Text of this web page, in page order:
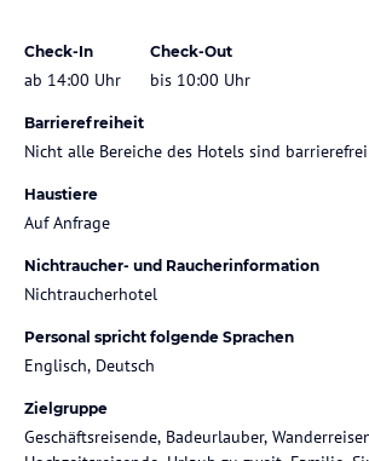
Check-In
ab 14:00 Uhr
Check-Out
bis 10:00 Uhr
Barrierefreiheit
Nicht alle Bereiche des Hotels sind
Haustiere
Auf Anfrage
Nichtraucher- und Raucherinformation
Nichtraucherhotel
Personal spricht folgende Sprachen
Englisch, Deutsch
Zielgruppe
Geschäftsreisende, Badeurlauber,